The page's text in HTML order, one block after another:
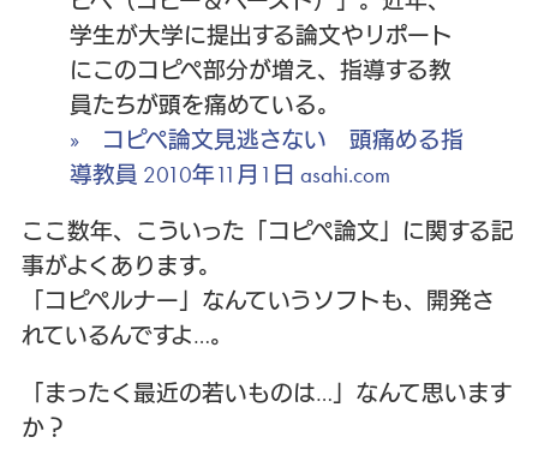
学生が大学に提出する論文やリポート
にこのコピペ部分が増え、指導する教
員たちが頭を痛めている。
» コピペ論文見逃さない 頭痛める指
導教員 2010年11月1日 asahi.com
ここ数年、こういった「コピペ論文」に関する記
事がよくあります。
「コピペルナー」なんていうソフトも、開発さ
れているんですよ…。
「まったく最近の若いものは…」なんて思います
か？